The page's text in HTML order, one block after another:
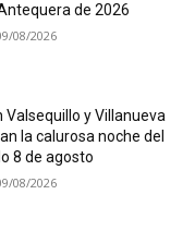
de 2026
08/2026
Valsequillo y Villanueva
la calurosa noche del
8 de agosto
08/2026